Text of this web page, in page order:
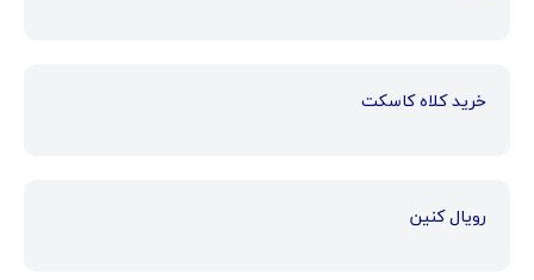
خرید کلاه کاسکت
رویال کنین